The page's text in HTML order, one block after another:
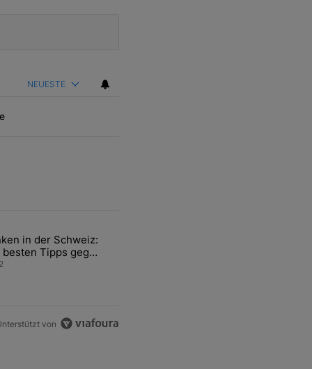
NEUESTE
Artikel der letzten 7 days.
Verkauf von WM-Anteilen" mit 2 kommentare.
mit dem Titel "Tanken in der Schweiz: Die besten Tipps gegen
in der Schweiz:
besten Tipps gegen
Sprit
2
von